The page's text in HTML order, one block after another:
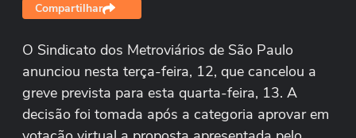
Compartilhar
O Sindicato dos Metroviários de São Paulo
anunciou nesta terça-feira, 12, que cancelou a
greve prevista para esta quarta-feira, 13. A
decisão foi tomada após a categoria aprovar em